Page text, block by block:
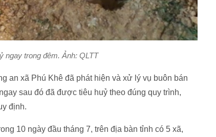
ngay trong đêm. Ảnh: QLTT
an xã Phú Khê đã phát hiện và xử lý vụ buôn bán
sau đó đã được tiêu huỷ theo đúng quy trình,
định.
10 ngày đầu tháng 7, trên địa bàn tỉnh có 5 xã,